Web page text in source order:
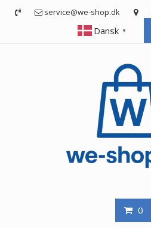
service@we-shop.dk
Dansk ▼
0